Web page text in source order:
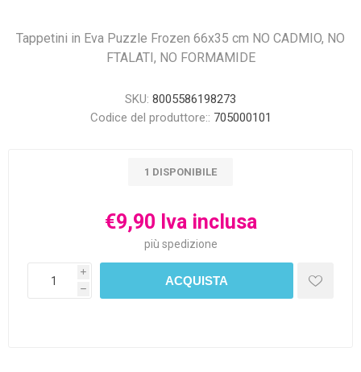
Tappetini in Eva Puzzle Frozen 66x35 cm NO CADMIO, NO
FTALATI, NO FORMAMIDE
SKU: 8005586198273
Codice del produttore:: 705000101
1 DISPONIBILE
€9,90 Iva inclusa
più spedizione
i
h